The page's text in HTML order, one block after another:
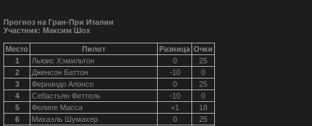
Прогноз на Гран-При Италии
Участник: Максим Шох
Место Пилот Разница Очки
1
Льюис Хэмильтон 0
25
2
Дженсон Баттон -10
0
3
Фернандо Алонсо 0
25
4
Себастьян Феттель -10
0
5
Фелипе Масса +1
18
6
Михаэль Шумахер 0
25